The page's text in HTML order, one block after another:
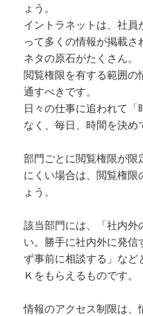
ょう。
イントラネットは、社
って多くの情報が掲載さ
ネタの原石がたくさん。
閲覧権限を有する範囲の
通すべきです。
日々の仕事に追われて
なく、毎日、時間を決め
部門ごとに閲覧権限が限
にくい場合は、閲覧権限
ょう。
該当部門には、「社内外
い。勝手に社内外に発
ず事前に相談する」など
Ｋをもらえるものです。
情報のアクセス制限は、